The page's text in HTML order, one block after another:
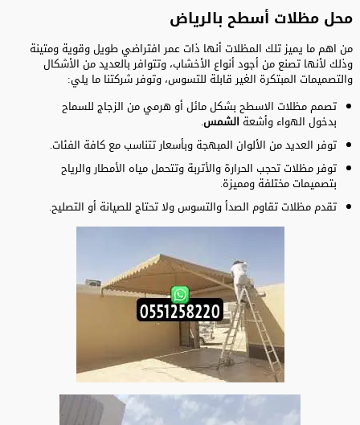
محل مظلات أسطح بالرياض
من اهم ما يميز تلك المظلات أنها ذات عمر افتراضي طويل وقوية ومتينة
وذلك لأنها تصنع من أجود أنواع الأخشاب، وتتوافر بالعديد من الأشكال
والتصميمات المبتكرة الغير قابلة للتسوس، وتوفر شركتنا ما يلي:
تصمم مظلات الاسطح بشكل مائل أو هرمي من الزجاج للسماح
بدخول الهواء وأشعة الشمس.
توفر العديد من الألوان المبهجة وبأسعار تتناسب مع كافة الفئات.
توفر مظلات تحجب الحرارة والأتربة وتتحمل مياه الأمطار والرياح
بتصميمات مختلفة ومميزة.
تقدم مظلات تقاوم الصدأ والتسوس ولا تحتاج للصيانة أو التصليح.